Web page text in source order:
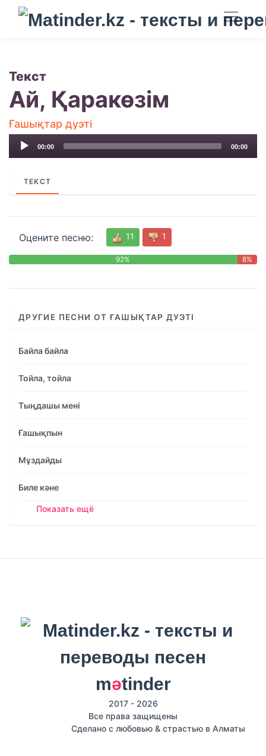
Текст
Ай, Қаракөзім
Ғашықтар дуэті
Audio
00:00 00:00
ТЕКСТ
Оцените песню: 11 1
92% 8%
ДРУГИЕ ПЕСНИ ОТ ҒАШЫҚТАР ДУЭТІ
Байла байла
Тойла, тойла
Тыңдашы мені
Ғашықпын
Мұздайды
Биле кәне
Показать ещё
mәtinder
2017 - 2026
Все права защищены
Сделано с любовью & страстью в Алматы